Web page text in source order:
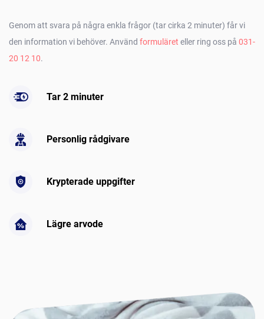
Genom att svara på några enkla frågor (tar cirka 2 minuter) får vi
den information vi behöver. Använd formuläret eller ring oss på 031-
20 12 10.
Tar 2 minuter
Personlig rådgivare
Krypterade uppgifter
Lägre arvode